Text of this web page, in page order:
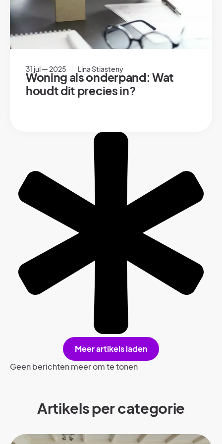
31 jul — 2025 Lina Stiasteny
Woning als onderpand: Wat
houdt dit precies in?
Meer artikels laden
Geen berichten meer om te tonen
Artikels per categorie​